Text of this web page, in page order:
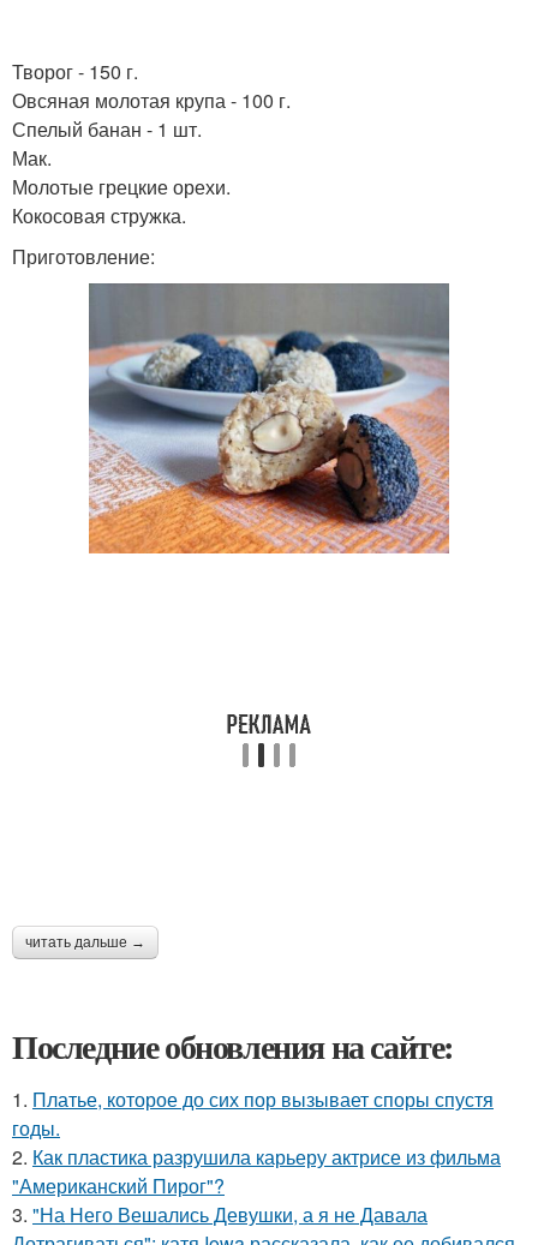
Творог - 150 г.
Овсяная молотая крупа - 100 г.
Спелый банан - 1 шт.
Мак.
Молотые грецкие орехи.
Кокосовая стружка.
Приготовление:
читать дальше →
Последние обновления на сайте:
1. Платье, которое до сих пор вызывает споры спустя
годы.
2. Как пластика разрушила карьеру актрисе из фильма
"Американский Пирог"?
3. "На Него Вешались Девушки, а я не Давала